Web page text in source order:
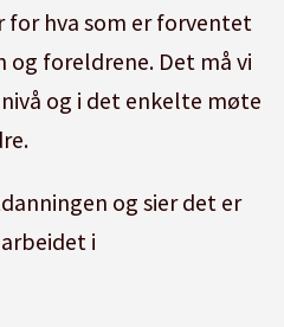
for hva som er forventet
foreldrene. Det må vi
og i det enkelte møte
og sier det er
i